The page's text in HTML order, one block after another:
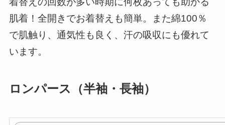
肌着！全開きでお着替えも簡単。また綿100％
で肌触り、通気性も良く、汗の吸収にも優れて
います。
ロンパース（半袖・長袖）